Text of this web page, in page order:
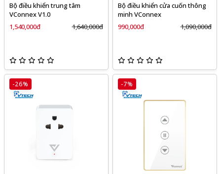
Bộ điều khiển trung tâm
VConnex V1.0
1,540,000đ
1,640,000đ
Bộ điều khiển cửa cuốn thông
minh VConnex
990,000đ
1,090,000đ
-26% -7%